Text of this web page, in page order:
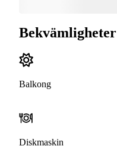
Bekvämligheter
Balkong
Diskmaskin